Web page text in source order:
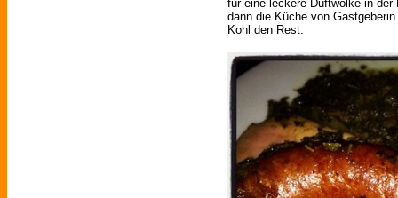
für eine leckere Duftwolke in
dann die Küche von
Kohl den Rest.